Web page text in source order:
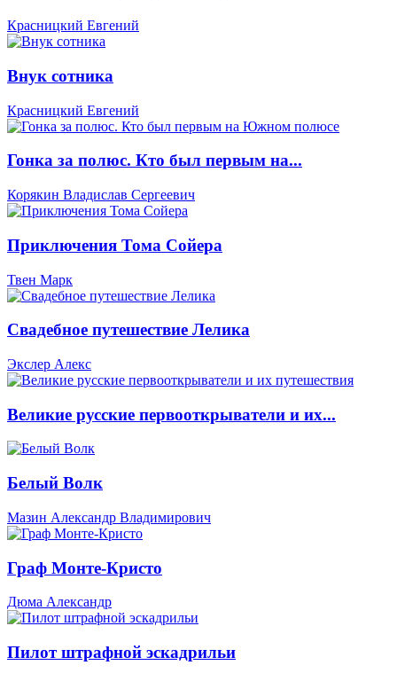
Красницкий Евгений
Внук сотника
Красницкий Евгений
Гонка за полюс. Кто был первым на...
Корякин Владислав Сергеевич
Приключения Тома Сойера
Твен Марк
Свадебное путешествие Лелика
Экслер Алекс
Великие русские первооткрыватели и их...
Белый Волк
Мазин Александр Владимирович
Граф Монте-Кристо
Дюма Александр
Пилот штрафной эскадрильи